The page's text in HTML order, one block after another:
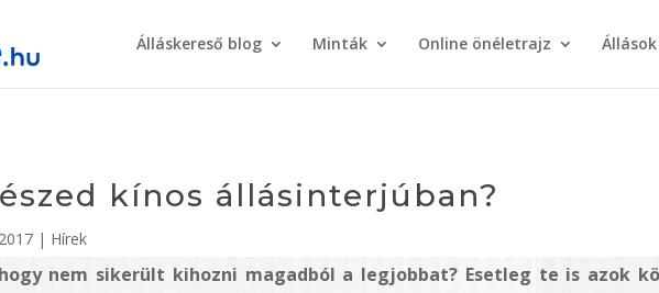
Álláskereső blog Minták Online önéletrajz Állások
kínos állásinterjúban?
| Hírek
nem sikerült kihozni magadból a legjobbat? Esetleg te is azok